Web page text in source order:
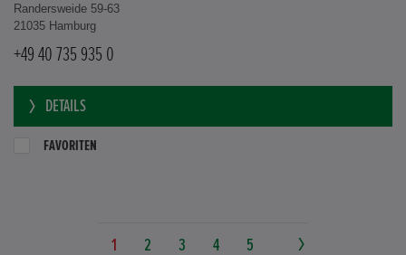
Randersweide 59-63
21035 Hamburg
+49 40 735 935 0
DETAILS
FAVORITEN
1 2 3 4 5